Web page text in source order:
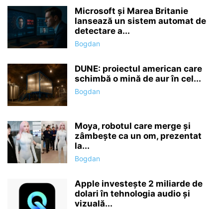
Microsoft și Marea Britanie
lansează un sistem automat de
detectare a...
Bogdan
DUNE: proiectul american care
schimbă o mină de aur în cel...
Bogdan
Moya, robotul care merge și
zâmbește ca un om, prezentat
la...
Bogdan
Apple investește 2 miliarde de
dolari în tehnologia audio și
vizuală...